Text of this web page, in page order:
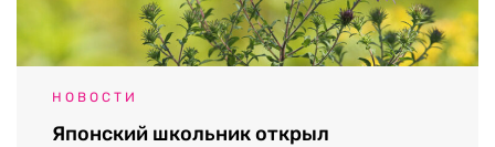
НОВОСТИ
Японский школьник открыл